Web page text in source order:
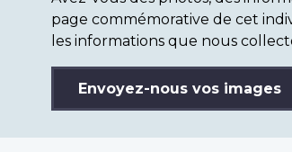
page commémorative de cet
les informations que nous
Envoyez-nous vos images